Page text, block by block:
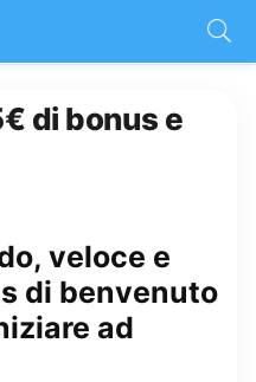
di bonus e
veloce e
di benvenuto
ad